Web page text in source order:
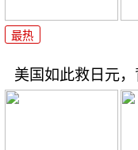
最热
美国如此救日元，